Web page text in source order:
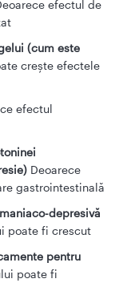
efectul de
(cum este
crește efectele
efectul
Deoarece
gastrointestinală
depresivă
poate fi crescut
pentru
poate fi